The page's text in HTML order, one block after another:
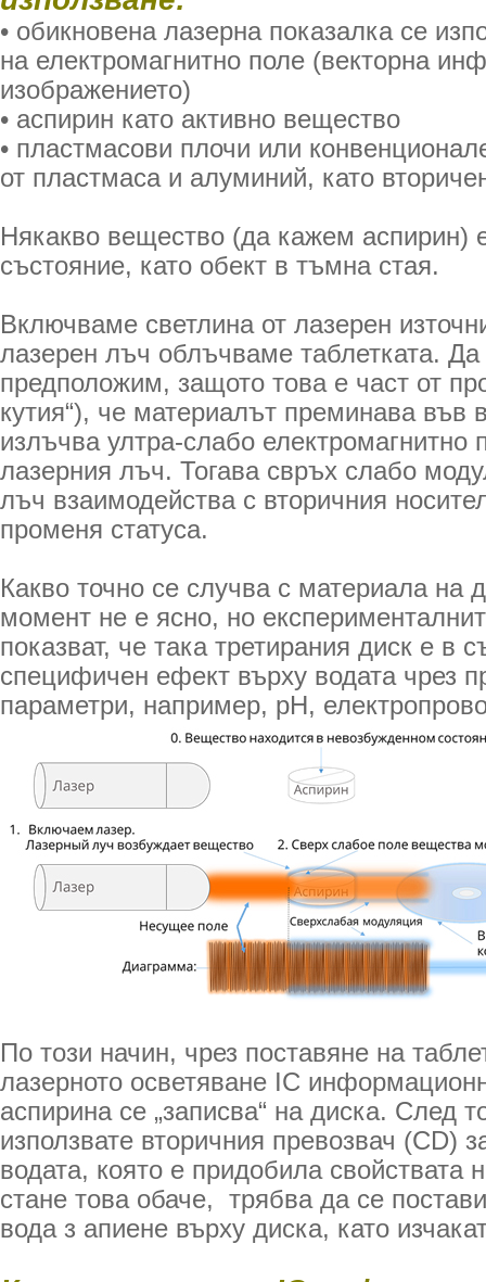
• обикновена лазерна показалка се
на електромагнитно поле (векторна
изображението)
• аспирин като активно вещество
• пластмасови плочи или
от пластмаса и алуминий, като
Някакво вещество (да кажем аспирин)
състояние, като обект в тъмна стая.
Включваме светлина от лазерен
лазерен лъч облъчваме таблетката.
предположим, защото това е част от
кутия“), че материалът преминава във
излъчва ултра-слабо електромагнитно
лазерния лъч. Тогава свръх слабо
лъч взаимодейства с вторичния
променя статуса.
Какво точно се случва с материала на
момент не е ясно, но
показват, че така третирания диск е в
специфичен ефект върху водата чрез
параметри, например, рН,
По този начин, чрез поставяне на
лазерното осветяване IC
аспирина се „записва“ на диска. След
използвате вторичния превозвач (CD)
водата, която е придобила свойствата
стане това обаче, трябва да се
вода з апиене върху диска, като